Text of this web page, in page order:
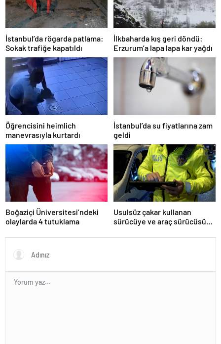
İstanbul’da rögarda patlama:
Sokak trafiğe kapatıldı
İlkbaharda kış geri döndü:
Erzurum’a lapa lapa kar yağdı
Öğrencisini heimlich
manevrasıyla kurtardı
İstanbul’da su fiyatlarına zam
geldi
Boğaziçi Üniversitesi’ndeki
olaylarda 4 tutuklama
Usulsüz çakar kullanan
sürücüye ve araç sürücüsüne